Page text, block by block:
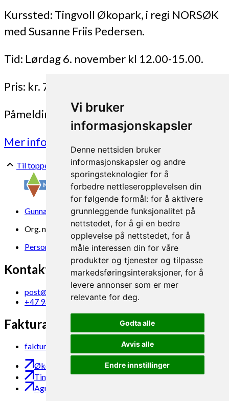
Vi bruker
informasjonskapsler
Denne nettsiden bruker
informasjonskapsler og andre
sporingsteknologier for å
forbedre nettleseropplevelsen din
for følgende formål: for å aktivere
grunnleggende funksjonalitet på
nettstedet, for å gi en bedre
opplevelse på nettstedet, for å
måle interessen din for våre
produkter og tjenester og tilpasse
markedsføringsinteraksjoner, for å
levere annonser som er mer
relevante for deg.
Godta alle
Avvis alle
Endre innstillinger
Kurssted: Tingvoll Økopark, i regi NORSØK
med Susanne Friis Pedersen.
Tid: Lørdag 6. november kl 12.00-15.00.
Pris: kr. 750
Påmeldingsfrist: 16. oktober.
Mer informasjon og påmelding her!
Til toppen
Gunnars veg 6, 6630 Tingvoll
Org. nr. 969 840 383
Personvern
Kontakt oss
post@norsok.no
+47 930 09 884
Fakturamottak
faktura@norsok.no
Økobloggen
Tingvoll Økopark
Agropub